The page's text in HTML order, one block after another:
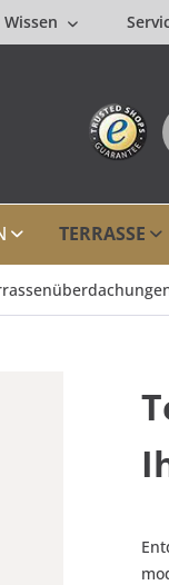
Wissen
TERRASSE